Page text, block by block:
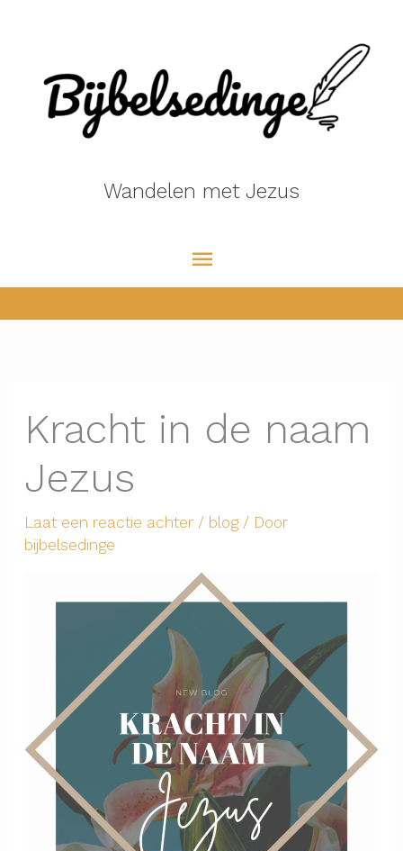
inhoud
Wandelen met Jezus
Hoofdmenu
Kracht in de naam
Jezus
Laat een reactie achter / blog/ Door
bijbelsedinge